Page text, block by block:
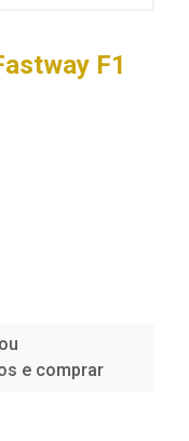
F1
e comprar